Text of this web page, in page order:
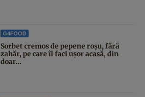
G4FOOD
Sorbet cremos de pepene roșu, fără
zahăr, pe care îl faci ușor acasă, din
doar...